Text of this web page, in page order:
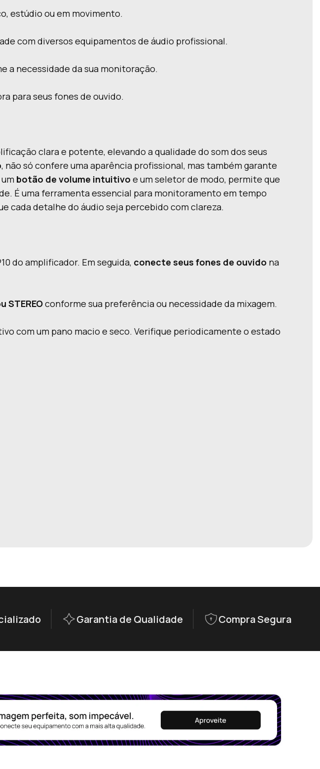
estúdio ou em movimento.
com diversos equipamentos de áudio profissional.
a necessidade da sua monitoração.
para seus fones de ouvido.
clara e potente, elevando a qualidade do som dos seus
, não só confere uma aparência profissional, mas também garante
botão de volume intuitivo e um seletor de modo, permite que
É uma ferramenta essencial para monitoramento em tempo
cada detalhe do áudio seja percebido com clareza.
do amplificador. Em seguida, conecte seus fones de ouvido na
STEREOconforme sua preferência ou necessidade da mixagem.
com um pano macio e seco. Verifique periodicamente o estado
Garantia de Qualidade Compra Segura